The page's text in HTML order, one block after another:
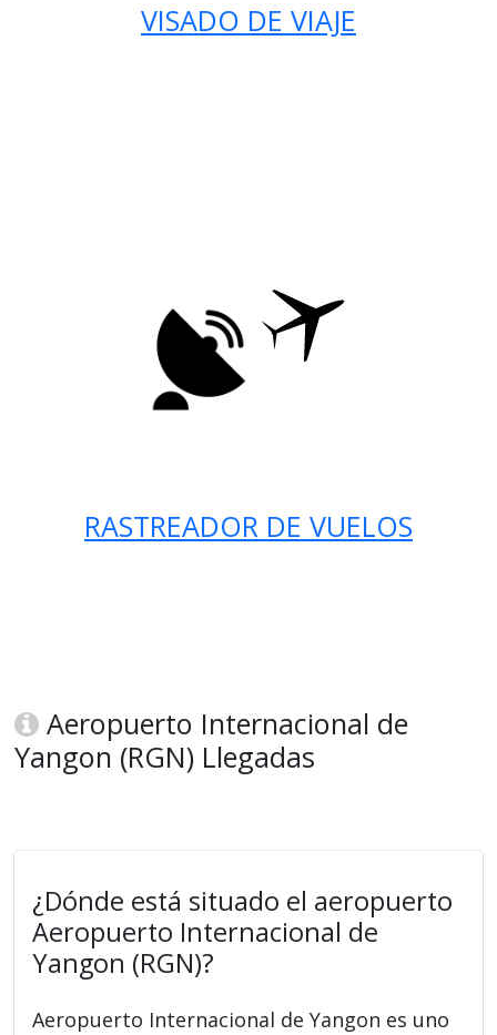
VISADO DE VIAJE
RASTREADOR DE VUELOS
Aeropuerto Internacional de
Yangon (RGN) Llegadas
¿Dónde está situado el aeropuerto
Aeropuerto Internacional de
Yangon (RGN)?
Aeropuerto Internacional de Yangon es uno